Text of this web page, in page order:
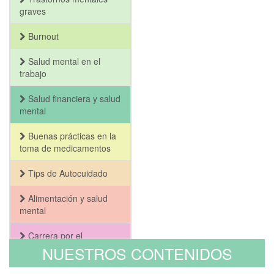
graves
Burnout
Salud mental en el
trabajo
Salud financiera y salud
mental
Buenas prácticas en la
toma de medicamentos
Tips de Autocuidado
Alimentación y salud
mental
Carrera por el
Bienestar y la Salud
MentalNUESTROS CONTENIDOS